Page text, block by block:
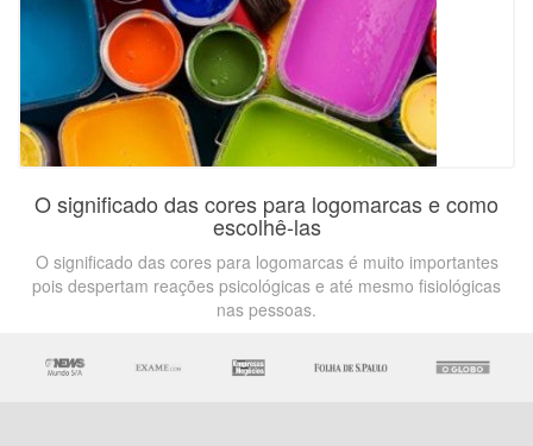
O significado das cores para logomarcas e como
escolhê-las
O significado das cores para logomarcas é muito importantes
pois despertam reações psicológicas e até mesmo fisiológicas
nas pessoas.